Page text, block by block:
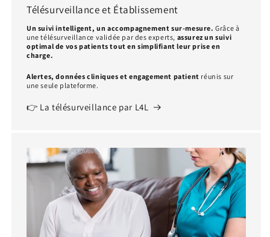
Télésurveillance et Établissement
Un suivi intelligent, un accompagnement sur-mesure. Grâce à
une télésurveillance validée par des experts, assurez un suivi
optimal de vos patients tout en simplifiant leur prise en
charge.
Alertes, données cliniques et engagement patient réunis sur
une seule plateforme.
👉 La télésurveillance par L4L